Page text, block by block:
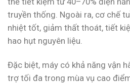
truyền thống. Ngoài ra, cơ chế
nhiệt tốt, giảm thất thoát, tiết
hao hụt nguyên liệu.
Đặc biệt, máy có khả năng vận
trợ tối đa trong mùa vụ cao